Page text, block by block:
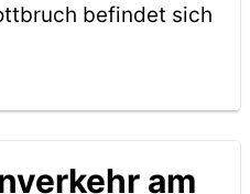
befindet sich
am